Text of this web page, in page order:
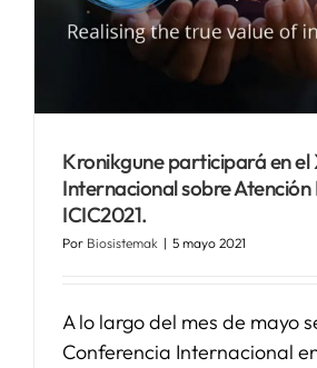
Kronikgune participará en el
Internacional sobre
ICIC2021.
Por Biosistemak | 5 mayo 2021
A lo largo del mes de mayo
Conferencia Internacional